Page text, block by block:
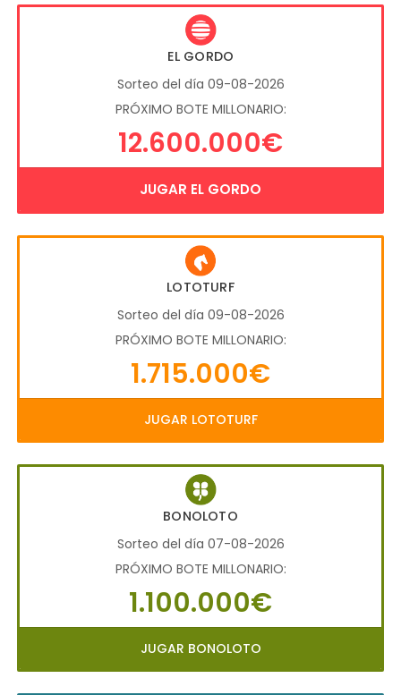
EL GORDO
Sorteo del día 09-08-2026
PRÓXIMO BOTE MILLONARIO:
12.600.000€
JUGAR EL GORDO
LOTOTURF
Sorteo del día 09-08-2026
PRÓXIMO BOTE MILLONARIO:
1.715.000€
JUGAR LOTOTURF
BONOLOTO
Sorteo del día 07-08-2026
PRÓXIMO BOTE MILLONARIO:
1.100.000€
JUGAR BONOLOTO